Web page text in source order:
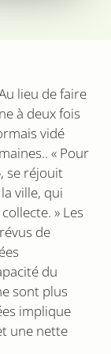
lieu de faire
à deux fois
vidé
« Pour
se réjouit
ville, qui
» Les
de
du
sont plus
implique
une nette
pour limiter
données
enregistrées
par Google
sur les sites
Web à fort
trafic.
1
Ce nom de
cookie est
associé à
Google
Universal
à jour
du service
d'analyse le
plus
couramment
utilisé de
défini par
Doubleclick
fournit des
la manière
l'utilisateur
Web et sur
l'utilisateur
a pu voir
de visiter
(eigendom
Google) om
bepalen of
browser